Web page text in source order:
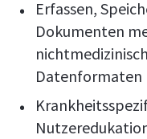
Erfassen,
Dokumenten
Datenformaten